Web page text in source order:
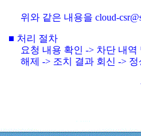
위와 같은 내용을 cloud-
■ 처리 절차
요청 내용 확인 -> 차단 내
해제 -> 조치 결과 회신 ->